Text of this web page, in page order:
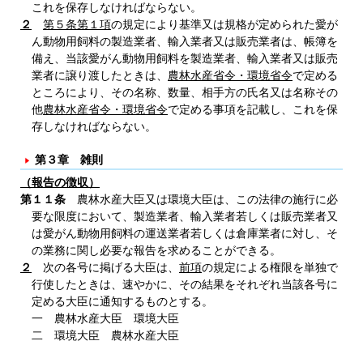
これを保存しなければならない。
２
第５条第１項の規定により基準又は規格が定められた愛が
ん動物用飼料の製造業者、輸入業者又は販売業者は、帳簿を
備え、当該愛がん動物用飼料を製造業者、輸入業者又は販売
業者に譲り渡したときは、 農林水産省令・環境省令で定める
ところにより、その名称、数量、相手方の氏名又は名称その
他農林水産省令・環境省令で定める事項を記載し、これを保
存しなければならない。
第３章 雑則
（報告の徴収）
第１１条 農林水産大臣又は環境大臣は、この法律の施行に必
要な限度において、製造業者、輸入業者若しくは販売業者又
は愛がん動物用飼料の運送業者若しくは倉庫業者に対し、そ
の業務に関し必要な報告を求めることができる。
２
次の各号に掲げる大臣は、 前項の規定による権限を単独で
行使したときは、速やかに、その結果をそれぞれ当該各号に
定める大臣に通知するものとする。
一 農林水産大臣 環境大臣
二 環境大臣 農林水産大臣